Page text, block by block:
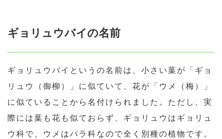
ギョリュウバイの名前
ギョリュウバイというの名前は、小さい葉が「ギョ
リュウ（御柳）」に似ていて、花が「ウメ（梅）」
に似ていることから名付けられました。ただし、実
際には葉も花も似ておらず、ギョリュウはギョリュ
ウ科で、ウメはバラ科なので全く別種の植物です。